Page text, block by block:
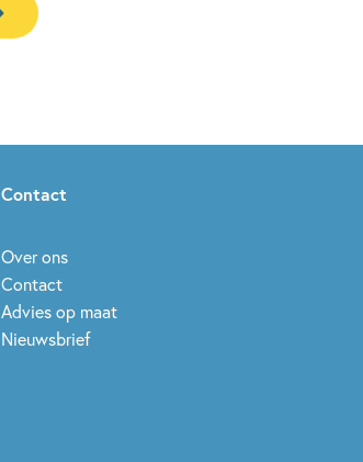
Contact
Over ons
Contact
Advies op maat
Nieuwsbrief